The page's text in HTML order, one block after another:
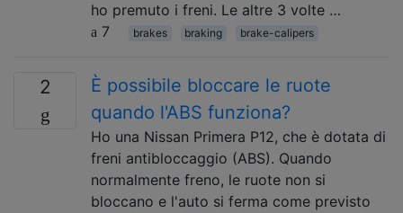
ho premuto i freni. Le altre 3 volte …
7
brakes braking brake-calipers
2
È possibile bloccare le ruote
quando l'ABS funziona?
Ho una Nissan Primera P12, che è dotata di
freni antibloccaggio (ABS). Quando
normalmente freno, le ruote non si
bloccano e l'auto si ferma come previsto